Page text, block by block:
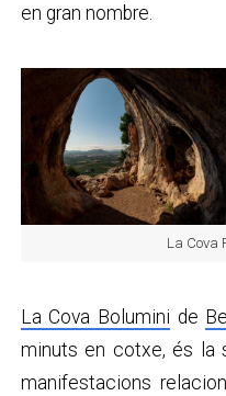
en gran nombre.
La Cova
La Cova Bolumini de
minuts en cotxe, és la
manifestacions